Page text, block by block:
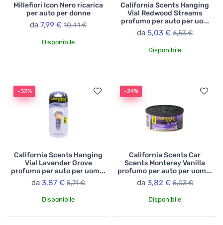
Millefiori Icon Nero ricarica
per auto per donne
da 7,99 € 10,41 €
Disponibile
California Scents Hanging
Vial Redwood Streams
profumo per auto per uo...
da 5,03 € 6,53 €
Disponibile
-32%
California Scents Hanging
Vial Lavender Grove
profumo per auto per uom...
da 3,87 € 5,71 €
Disponibile
-24%
California Scents Car
Scents Monterey Vanilla
profumo per auto per uom...
da 3,82 € 5,03 €
Disponibile